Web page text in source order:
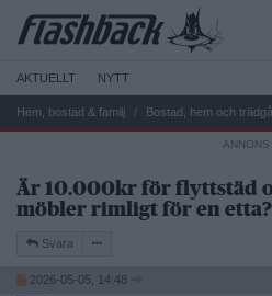
AKTUELLT NYTT
Hem, bostad & familj Bostad, hem och
Är 10.000kr för flyttstäd
möbler rimligt för en etta?
Svara
2026-05-05, 14:48